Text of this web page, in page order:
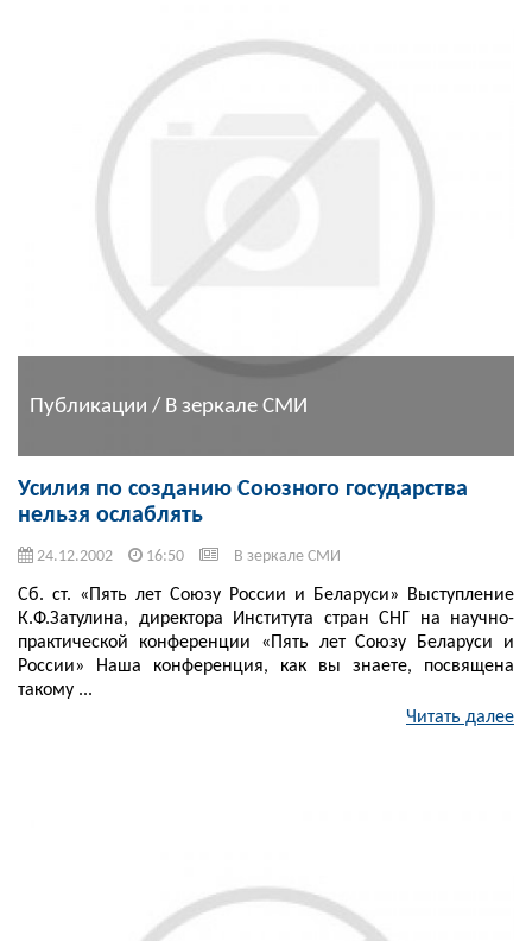
Публикации / В зеркале СМИ
Усилия по созданию Союзного государства
нельзя ослаблять
24.12.2002 16:50 В зеркале СМИ
Сб. ст. «Пять лет Союзу России и Беларуси» Выступление
К.Ф.Затулина, директора Института стран СНГ на научно-
практической конференции «Пять лет Союзу Беларуси и
России» Наша конференция, как вы знаете, посвящена
такому ...
Читать далее